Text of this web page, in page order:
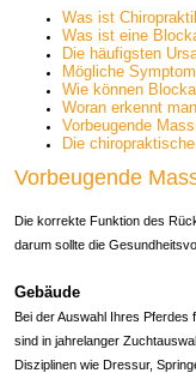
Was ist
Was ist eine
Die häufigsten
Mögliche
Wie können
Woran erkennt
Vorbeugende
Die
Vorbeugende
Die korrekte Funktion des
darum sollte die
Gebäude
Bei der Auswahl Ihres Pferdes
sind in jahrelanger
Disziplinen wie Dressur,